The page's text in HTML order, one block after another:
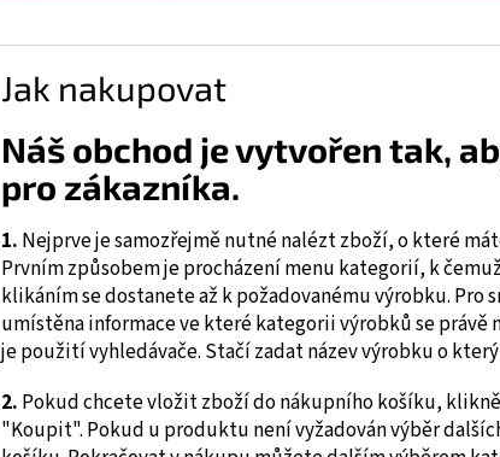
Jak nakupovat
Náš obchod je vytvořen tak,
pro zákazníka.
1. Nejprve je samozřejmě nutné nalézt zboží, o které
Prvním způsobem je procházení menu kategorií, k
klikáním se dostanete až k požadovanému výrobku. Pro
umístěna informace ve které kategorii výrobků se
je použití vyhledávače. Stačí zadat název výrobku o
2. Pokud chcete vložit zboží do nákupního košíku,
"Koupit". Pokud u produktu není vyžadován výběr